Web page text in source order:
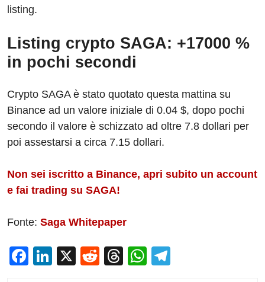
listing.
Listing crypto SAGA: +17000 %
in pochi secondi
Crypto SAGA è stato quotato questa mattina su
Binance ad un valore iniziale di 0.04 $, dopo pochi
secondo il valore è schizzato ad oltre 7.8 dollari per
poi assestarsi a circa 7.15 dollari.
Non sei iscritto a Binance, apri subito un account
e fai trading su SAGA!
Fonte: Saga Whitepaper
F
Li
X
R
T
W